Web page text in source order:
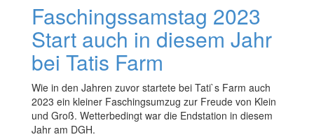
Faschingssamstag 2023
Start auch in diesem Jahr
bei Tatis Farm
Wie in den Jahren zuvor startete bei Tati`s Farm auch
2023 ein kleiner Faschingsumzug zur Freude von Klein
und Groß. Wetterbedingt war die Endstation in diesem
Jahr am DGH.